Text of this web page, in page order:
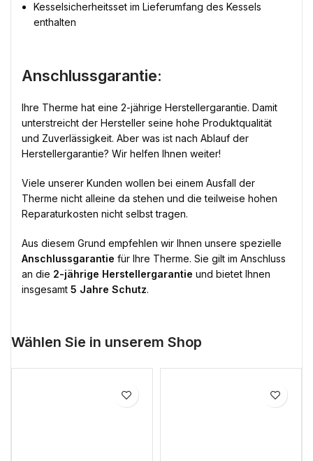
Kesselsicherheitsset im Lieferumfang des Kessels
enthalten
Anschlussgarantie:
Ihre Therme hat eine 2-jährige Herstellergarantie. Damit
unterstreicht der Hersteller seine hohe Produktqualität
und Zuverlässigkeit. Aber was ist nach Ablauf der
Herstellergarantie? Wir helfen Ihnen weiter!
Viele unserer Kunden wollen bei einem Ausfall der
Therme nicht alleine da stehen und die teilweise hohen
Reparaturkosten nicht selbst tragen.
Aus diesem Grund empfehlen wir Ihnen unsere spezielle
Anschlussgarantie für Ihre Therme. Sie gilt im Anschluss
an die 2-jährige Herstellergarantie und bietet Ihnen
insgesamt 5 Jahre Schutz.
Wählen Sie in unserem Shop